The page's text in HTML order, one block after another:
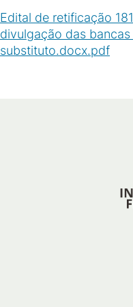
Edital de retificação
divulgação das
substituto.docx.pdf